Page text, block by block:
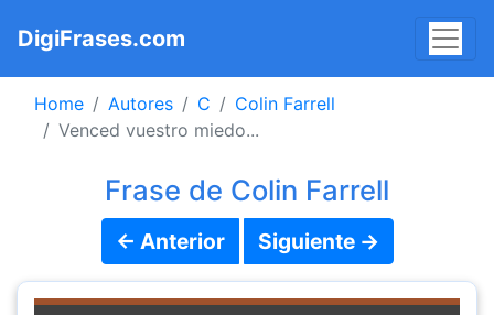
DigiFrases.com
Home Autores C
Colin Farrell
Venced vuestro miedo...
Frase de Colin Farrell
← Anterior Siguiente →